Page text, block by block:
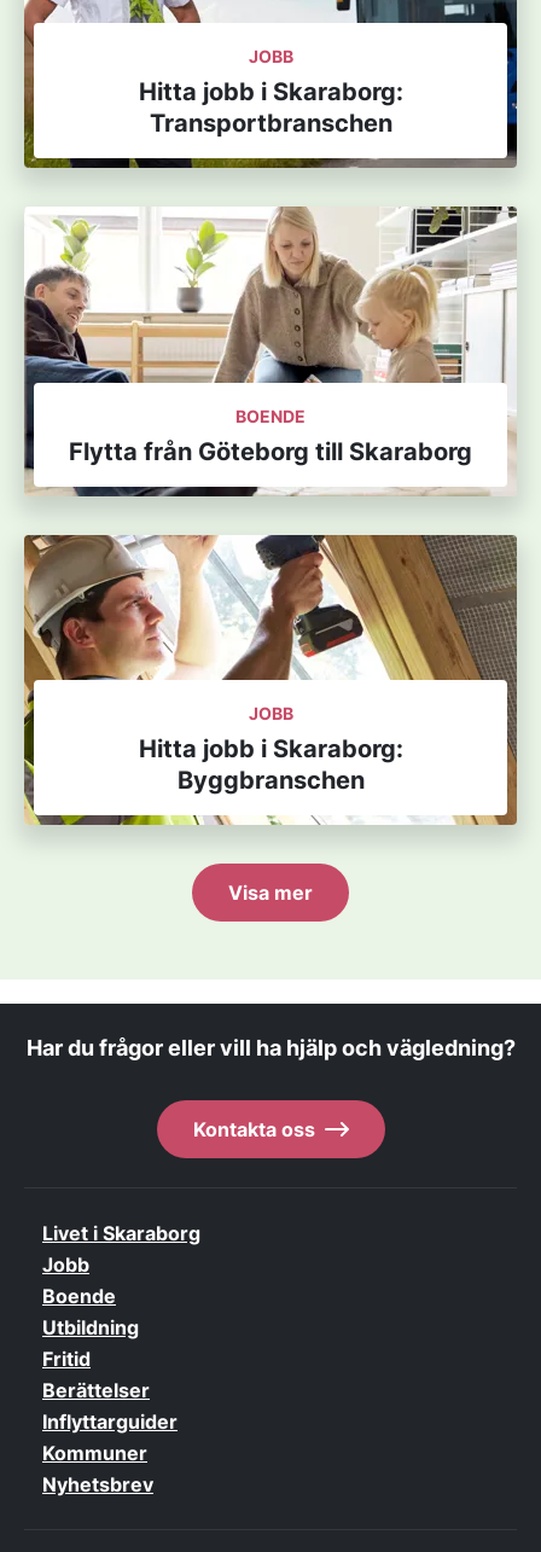
JOBB
Hitta jobb i Skaraborg:
Transportbranschen
BOENDE
Flytta från Göteborg till Skaraborg
JOBB
Hitta jobb i Skaraborg:
Byggbranschen
Visa mer
Har du frågor eller vill ha hjälp och vägledning?
Kontakta oss
Livet i Skaraborg
Jobb
Boende
Utbildning
Fritid
Berättelser
Inflyttarguider
Kommuner
Nyhetsbrev